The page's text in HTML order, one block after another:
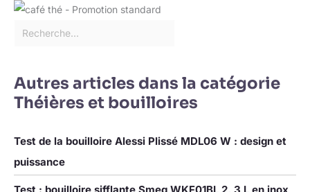
Autres articles dans la catégorie
Théières et bouilloires
Test de la bouilloire Alessi Plissé MDL06 W : design et
puissance